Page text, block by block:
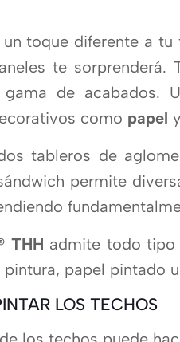
un toque diferente a
te sorprenderá.
de acabados.
como papel y
tableros de
permite
THH admite todo tipo
papel pintado
LOS TECHOS